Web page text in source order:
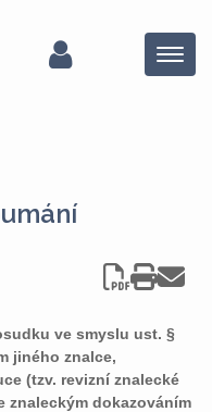
Menu
ve smyslu ust. §
jiného znalce,
(tzv. revizní znalecké
znaleckým dokazováním